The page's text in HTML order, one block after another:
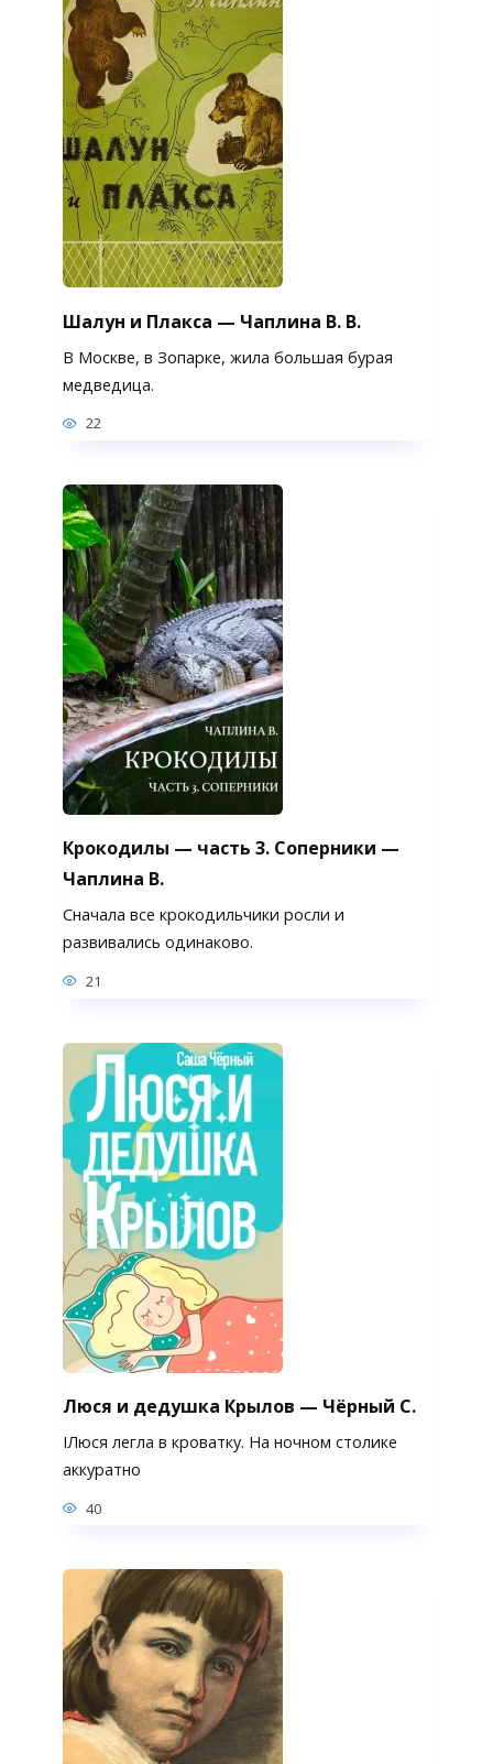
Шалун и Плакса — Чаплина В. В.
В Москве, в Зопарке, жила большая бурая
медведица.
22
Крокодилы — часть 3. Соперники —
Чаплина В.
Сначала все крокодильчики росли и
развивались одинаково.
21
Люся и дедушка Крылов — Чёрный С.
IЛюся легла в кроватку. На ночном столике
аккуратно
40